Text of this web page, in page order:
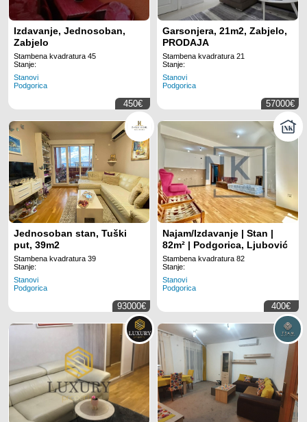
Izdavanje, Jednosoban,
Zabjelo
Stambena kvadratura 45
Stanje:
Stanovi
Podgorica
450€
Garsonjera, 21m2, Zabjelo,
PRODAJA
Stambena kvadratura 21
Stanje:
Stanovi
Podgorica
57000€
Jednosoban stan, Tuški
put, 39m2
Stambena kvadratura 39
Stanje:
Stanovi
Podgorica
93000€
Najam/Izdavanje | Stan |
82m² | Podgorica, Ljubović
Stambena kvadratura 82
Stanje:
Stanovi
Podgorica
400€